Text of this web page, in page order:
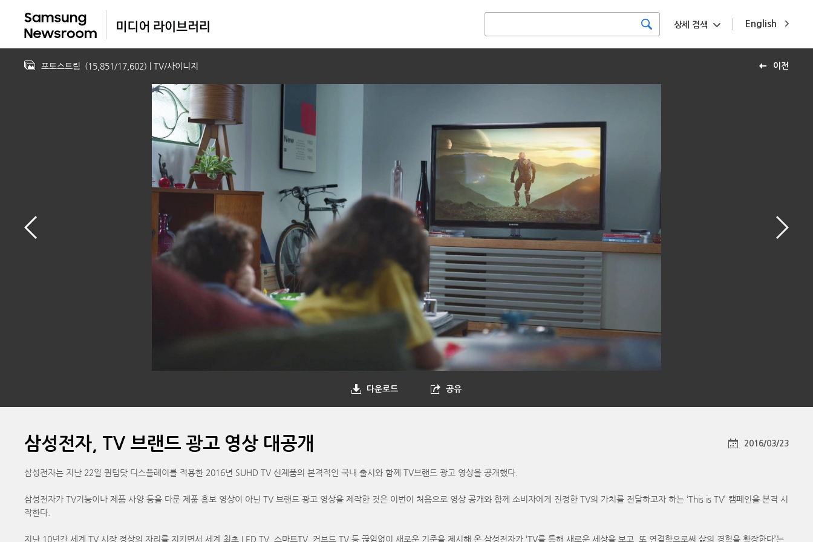
English
상세 검색
이전
포토스트림 (15,851/17,602) | TV/사이니지
다운로드 공유
삼성전자, TV 브랜드 광고 영상 대공개 2016/03/23
삼성전자는 지난 22일 퀀텀닷 디스플레이를 적용한 2016년 SUHD TV 신제품의 본격적인 국내 출시와 함께 TV브랜드 광고 영상을 공개했다.
삼성전자가 TV기능이나 제품 사양 등을 다룬 제품 홍보 영상이 아닌 TV 브랜드 광고 영상을 제작한 것은 이번이 처음으로 영상 공개와 함께 소비자에게 진정한 TV의 가치를 전달하고자 하는 ‘This is TV’ 캠페인을 본격 시
작한다.
지난 10년간 세계 TV 시장 정상의 자리를 지키면서 세계 최초 LED TV, 스마트TV, 커브드 TV 등 끊임없이 새로운 기준을 제시해 온 삼성전자가 ‘TV를 통해 새로운 세상을 보고, 또 연결함으로써 삶의 경험을 확장한다’는